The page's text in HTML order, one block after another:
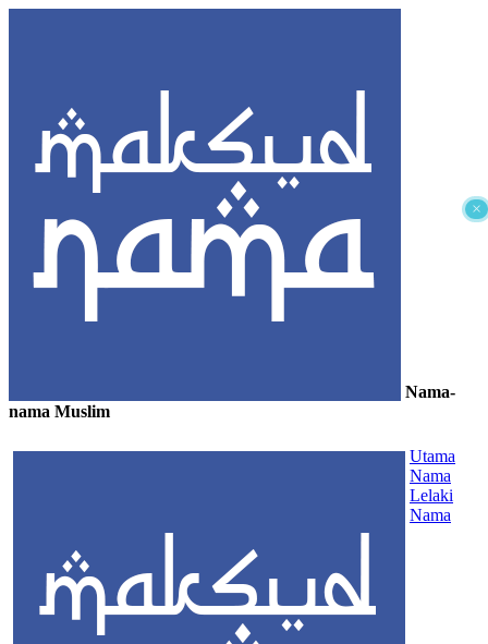
×
Nama-
nama Muslim
Utama
Nama
Lelaki
Nama